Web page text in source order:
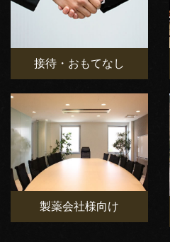
接待・おもてなし
製薬会社様向け